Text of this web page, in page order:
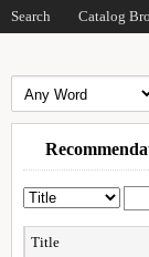
Search Catalog
Title